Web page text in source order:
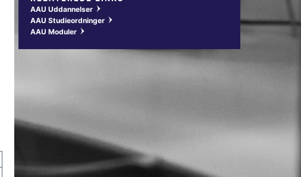
AAU Uddannelser w
AAU Studieordninger w
AAU Moduler w